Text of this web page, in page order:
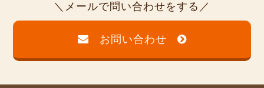
メールで問い合わせをする
お問い合わせ